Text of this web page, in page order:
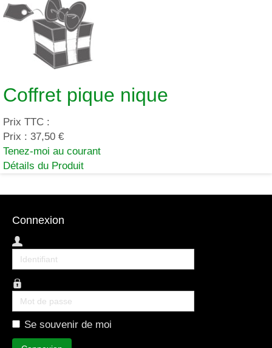
Coffret pique nique
Prix TTC :
Prix : 37,50 €
Tenez-moi au courant
Détails du Produit
Connexion
Identifiant
Mot
de
passeSe souvenir de moi